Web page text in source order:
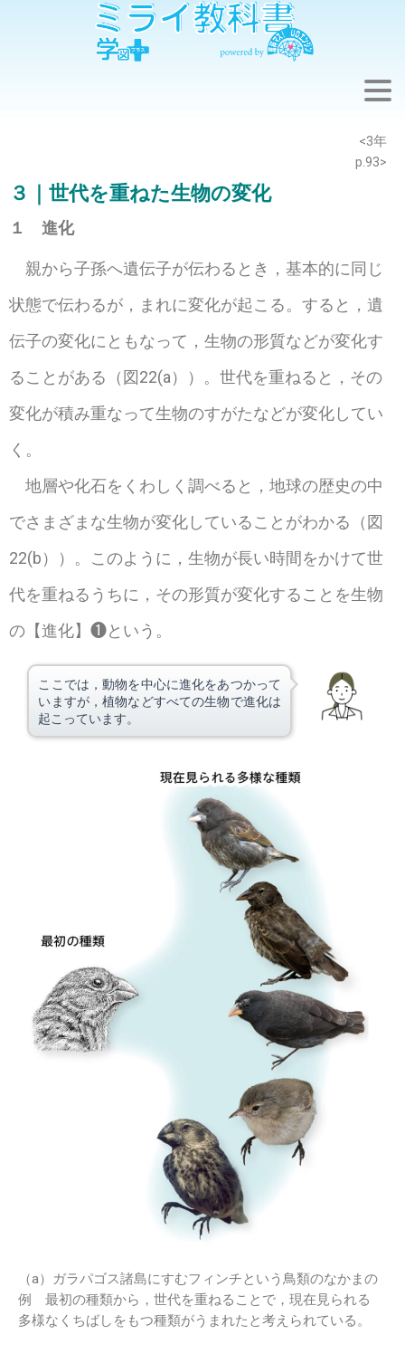
<3年
p.93>
３｜世代を重ねた生物の変化
１ 進化
親から子孫へ遺伝子が伝わるとき，基本的に同じ
状態で伝わるが，まれに変化が起こる。すると，遺
伝子の変化にともなって，生物の形質などが変化す
ることがある（図22(a））。世代を重ねると，その
変化が積み重なって生物のすがたなどが変化してい
く。
地層や化石をくわしく調べると，地球の歴史の中
でさまざまな生物が変化していることがわかる（図
22(b））。このように，生物が長い時間をかけて世
代を重ねるうちに，その形質が変化することを生物
の【進化】❶という。
ここでは，動物を中心に進化をあつかって
いますが，植物などすべての生物で進化は
起こっています。
（a）ガラパゴス諸島にすむフィンチという鳥類のなかまの
例 最初の種類から，世代を重ねることで，現在見られる
多様なくちばしをもつ種類がうまれたと考えられている。